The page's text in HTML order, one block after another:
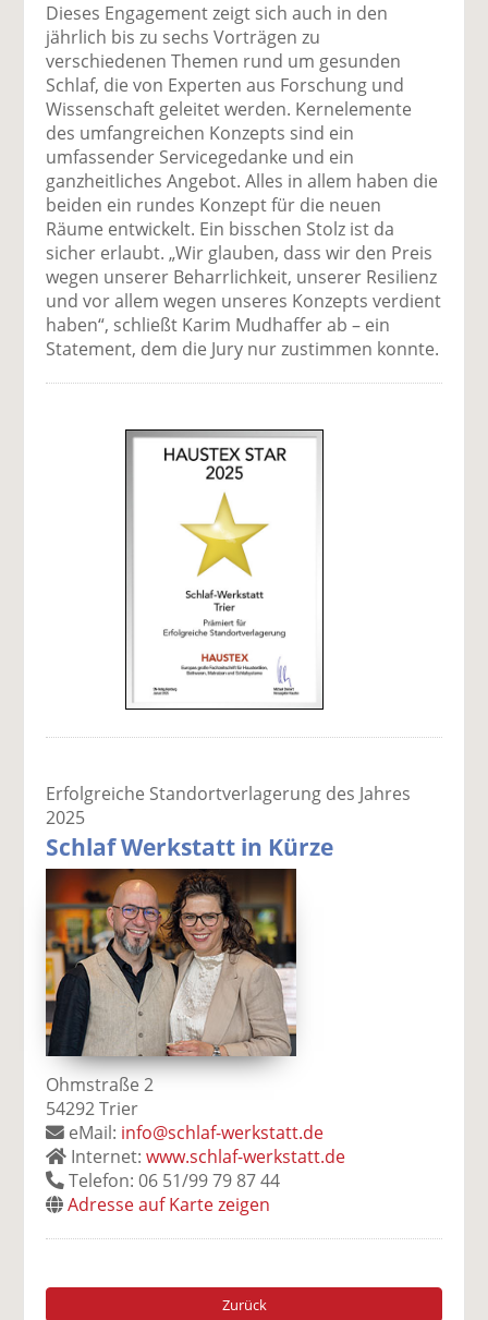
Dieses Engagement zeigt sich auch in den
jährlich bis zu sechs Vorträgen zu
verschiedenen Themen rund um gesunden
Schlaf, die von Experten aus Forschung und
Wissenschaft geleitet werden. Kernelemente
des umfangreichen Konzepts sind ein
umfassender Servicegedanke und ein
ganzheitliches Angebot. Alles in allem haben die
beiden ein rundes Konzept für die neuen
Räume entwickelt. Ein bisschen Stolz ist da
sicher erlaubt. „Wir glauben, dass wir den Preis
wegen unserer Beharrlichkeit, unserer Resilienz
und vor allem wegen unseres Konzepts verdient
haben“, schließt Karim Mudhaffer ab – ein
Statement, dem die Jury nur zustimmen konnte.
Erfolgreiche Standort­verlagerung des Jahres
2025
Schlaf Werkstatt in Kürze
Ohmstraße 2
54292 Trier
eMail: info@schlaf-werkstatt.de
Internet:www.schlaf-werkstatt.de
Telefon: 06 51/99 79 87 44
Adresse auf Karte zeigen
Zurück